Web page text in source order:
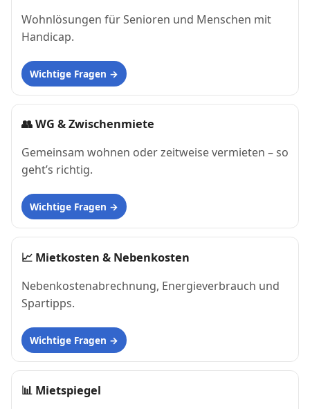
Wohnlösungen für Senioren und Menschen mit
Handicap.
Wichtige Fragen
👥WG & Zwischenmiete
Gemeinsam wohnen oder zeitweise vermieten – so
geht’s richtig.
Wichtige Fragen
📈 Mietkosten & Nebenkosten
Nebenkostenabrechnung, Energieverbrauch und
Spartipps.
Wichtige Fragen
📊 Mietspiegel